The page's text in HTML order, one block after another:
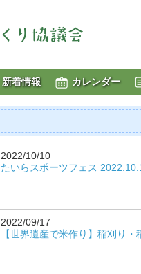
新着情報 カレンダー
2022/10/10
たいらスポーツフェス
2022/09/17
【世界遺産で米作り】稲刈り